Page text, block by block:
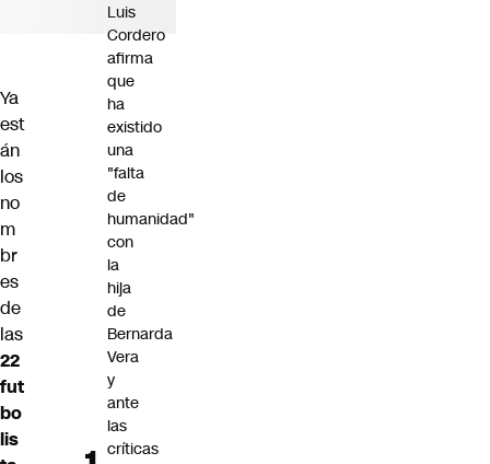
Ya
est
án
los
no
m
br
es
de
las
22
fut
bo
lis
Luis
Cordero
afirma
que
ha
existido
una
"falta
de
humanidad"
con
la
hija
de
Bernarda
Vera
y
ante
las
críticas